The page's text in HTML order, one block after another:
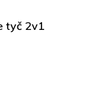
tyč 2v1